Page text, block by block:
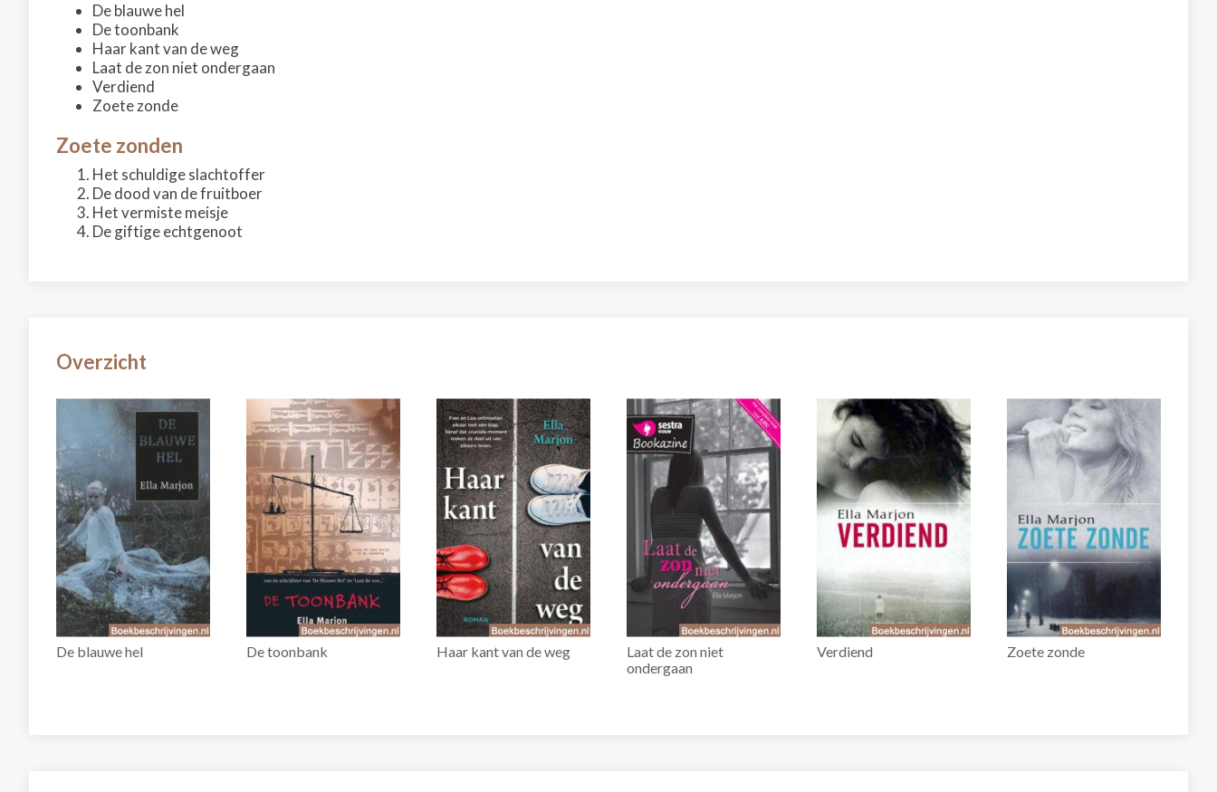
De blauwe hel
De toonbank
Haar kant van de weg
Laat de zon niet ondergaan
Verdiend
Zoete zonde
Zoete zonden
Het schuldige slachtoffer
De dood van de fruitboer
Het vermiste meisje
De giftige echtgenoot
Overzicht
De blauwe hel De toonbank Haar kant van de weg
Laat de zon niet
ondergaan
Verdiend Zoete zonde